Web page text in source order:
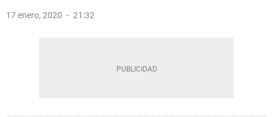
17 enero, 2020 21:32